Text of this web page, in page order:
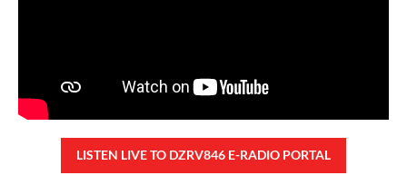
LISTEN LIVE TO DZRV846 E-RADIO PORTAL